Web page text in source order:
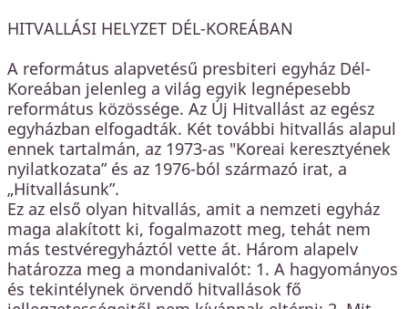
HITVALLÁSI HELYZET DÉL-KOREÁBAN
A református alapvetésű presbiteri egyház Dél-
Koreában jelenleg a világ egyik legnépesebb
református közössége. Az Új Hitvallást az egész
egyházban elfogadták. Két további hitvallás alapul
ennek tartalmán, az 1973-as "Koreai keresztyének
nyilatkozata” és az 1976-ból származó irat, a
„Hitvallásunk”.
Ez az első olyan hitvallás, amit a nemzeti egyház
maga alakított ki, fogalmazott meg, tehát nem
más testvéregyháztól vette át. Három alapelv
határozza meg a mondanivalót: 1. A hagyományos
és tekintélynek örvendő hitvallások fő